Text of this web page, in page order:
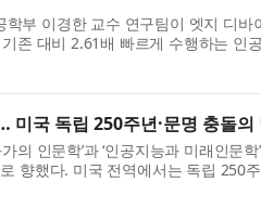
부 이경한 교수 연구팀이 엣지 디
존 대비 2.61배 빠르게 수행하는 인
미국 독립 250주년·문명 충돌
의 인문학’과 ‘인공지능과 미래인문
향했다. 미국 전역에서는 독립 250